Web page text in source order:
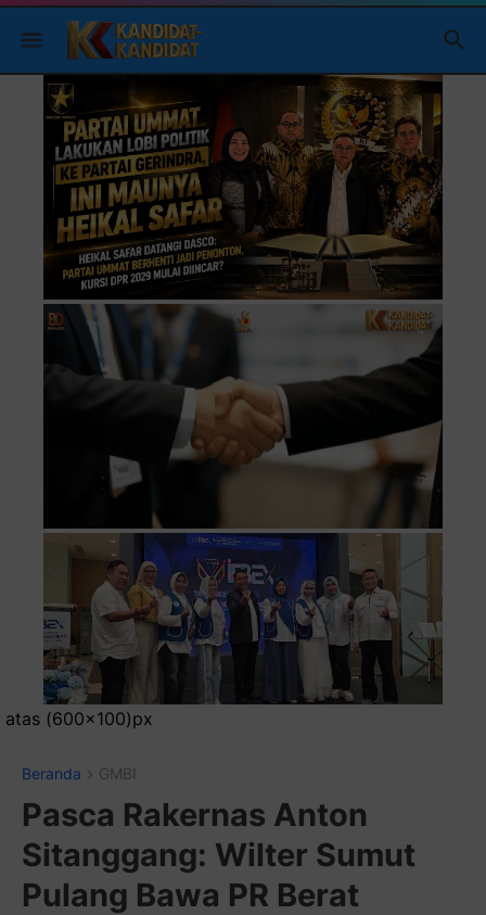
Beranda GMBI
Pasca Rakernas Anton
Sitanggang: Wilter Sumut
Pulang Bawa PR Berat